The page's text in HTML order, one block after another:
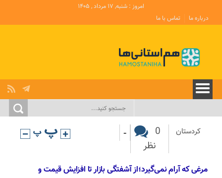
امروز : شنبه, ۱۷ مرداد , ۱۴۰۵
درباره ما
تماس با ما
کردستان
0
نظر
-
مرغی که آرام نمی‌گیرد؛از آشفتگی بازار تا افزایش قیمت و